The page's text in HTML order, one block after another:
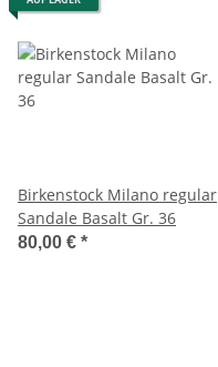
Birkenstock Milano regular
Sandale Basalt Gr. 36
80,00 € *